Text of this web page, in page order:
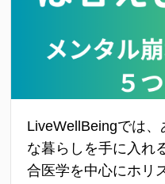
LiveWellBeingでは
な暮らしを手に入れ
合医学を中心にホリ